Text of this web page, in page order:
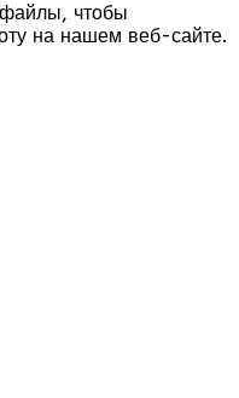
файлы, чтобы
на нашем веб-сайте.